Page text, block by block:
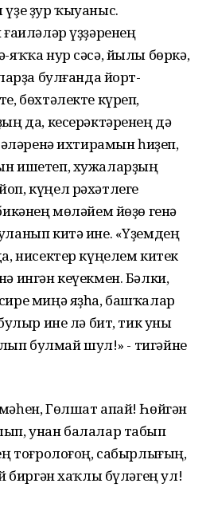
ҙур ҡыуаныс.
үҙҙәренең
яҡҡа нур сәсә, йылы бөркә,
булғанда йорт-
бөхтәлекте күреп,
да, кесерәктәренең дә
ихтирамын һиҙеп,
ишетеп, хужаларҙың
күңел рәхәтлеге
мөләйем йөҙө генә
китә ине. «Үҙемдең
нисектер күңелем китек
ингән кеүекмен. Бәлки,
миңә яҙһа, башҡалар
ине лә бит, тик уны
булмай шул!» - тигәйне
Гөлшат апай! Һөйгән
унан балалар табып
тоғролоғоң, сабырлығың,
биргән хаҡлы бүләгең ул!